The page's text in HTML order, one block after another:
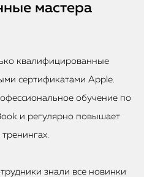
мастера
квалифицированные
сертификатами Apple.
обучение по
и регулярно повышает
знали все новинки